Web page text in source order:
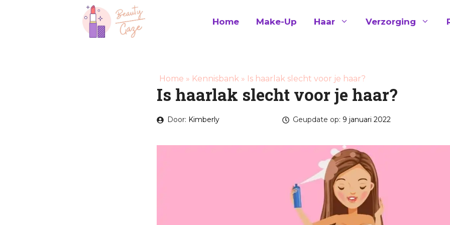
Home Make-Up Haar Verzorging
Home » Kennisbank » Is haarlak slecht voor je haar?
Is haarlak slecht voor je haar?
Door: Kimberly Geupdate op: 9 januari 2022